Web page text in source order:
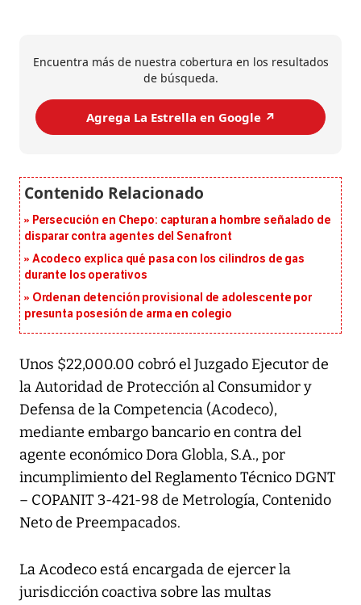
Encuentra más de nuestra cobertura en los resultados
de búsqueda.
Agrega La Estrella en Google ↗️
Persecución en Chepo: capturan a hombre señalado de
disparar contra agentes del Senafront
Acodeco explica qué pasa con los cilindros de gas
durante los operativos
Ordenan detención provisional de adolescente por
presunta posesión de arma en colegio
Unos $22,000.00 cobró el Juzgado Ejecutor de
la Autoridad de Protección al Consumidor y
Defensa de la Competencia (Acodeco),
mediante embargo bancario en contra del
agente económico Dora Globla, S.A., por
incumplimiento del Reglamento Técnico DGNT
– COPANIT 3-421-98 de Metrología, Contenido
Neto de Preempacados.
La Acodeco está encargada de ejercer la
jurisdicción coactiva sobre las multas